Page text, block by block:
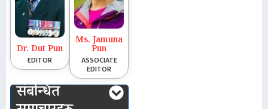
Dr. Dut Pun
EDITOR
Ms. Jamuna
Pun
ASSOCIATE
EDITOR
संबन्धित